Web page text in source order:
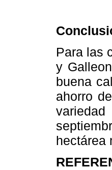
Para las
y
buena
ahorro
hectárea